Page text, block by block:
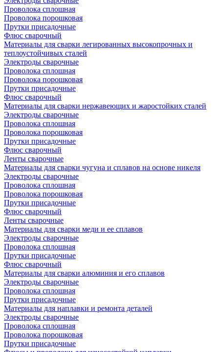
Проволока сплошная
Проволока порошковая
Прутки присадочные
Флюс сварочный
Материалы для сварки легированных высокопрочных и
теплоустойчивых сталей
Электроды сварочные
Проволока сплошная
Проволока порошковая
Прутки присадочные
Флюс сварочный
Материалы для сварки нержавеющих и жаростойких сталей
Электроды сварочные
Проволока сплошная
Проволока порошковая
Прутки присадочные
Флюс сварочный
Ленты сварочные
Материалы для сварки чугуна и сплавов на основе никеля
Электроды сварочные
Проволока сплошная
Проволока порошковая
Прутки присадочные
Флюс сварочный
Ленты сварочные
Материалы для сварки меди и ее сплавов
Электроды сварочные
Проволока сплошная
Прутки присадочные
Флюс сварочный
Материалы для сварки алюминия и его сплавов
Электроды сварочные
Проволока сплошная
Прутки присадочные
Материалы для наплавки и ремонта деталей
Электроды сварочные
Проволока сплошная
Проволока порошковая
Прутки присадочные